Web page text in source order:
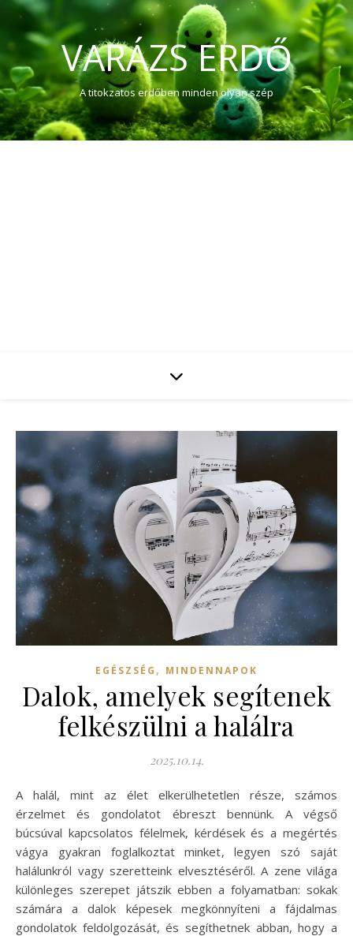
VARÁZS ERDŐ
A titokzatos erdőben minden olyan szép
EGÉSZSÉG , MINDENNAPOK
Dalok, amelyek segítenek
felkészülni a halálra
2025.10.14.
A halál, mint az élet elkerülhetetlen része, számos
érzelmet és gondolatot ébreszt bennünk. A végső
búcsúval kapcsolatos félelmek, kérdések és a megértés
vágya gyakran foglalkoztat minket, legyen szó saját
halálunkról vagy szeretteink elvesztéséről. A zene világa
különleges szerepet játszik ebben a folyamatban: sokak
számára a dalok képesek megkönnyíteni a fájdalmas
gondolatok feldolgozását, és segíthetnek abban, hogy a